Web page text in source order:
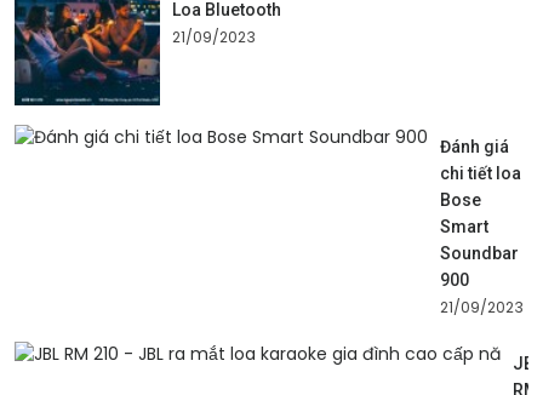
Loa Bluetooth
21/09/2023
Đánh giá
chi tiết loa
Bose
Smart
Soundbar
900
21/09/2023
JBL
RM